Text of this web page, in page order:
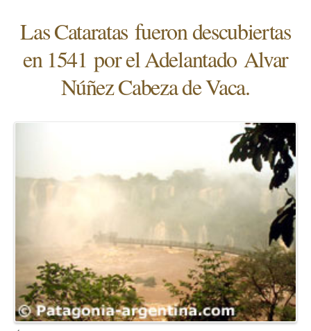
Las Cataratas fueron descubiertas
en 1541 por el Adelantado Alvar
Núñez Cabeza de Vaca.